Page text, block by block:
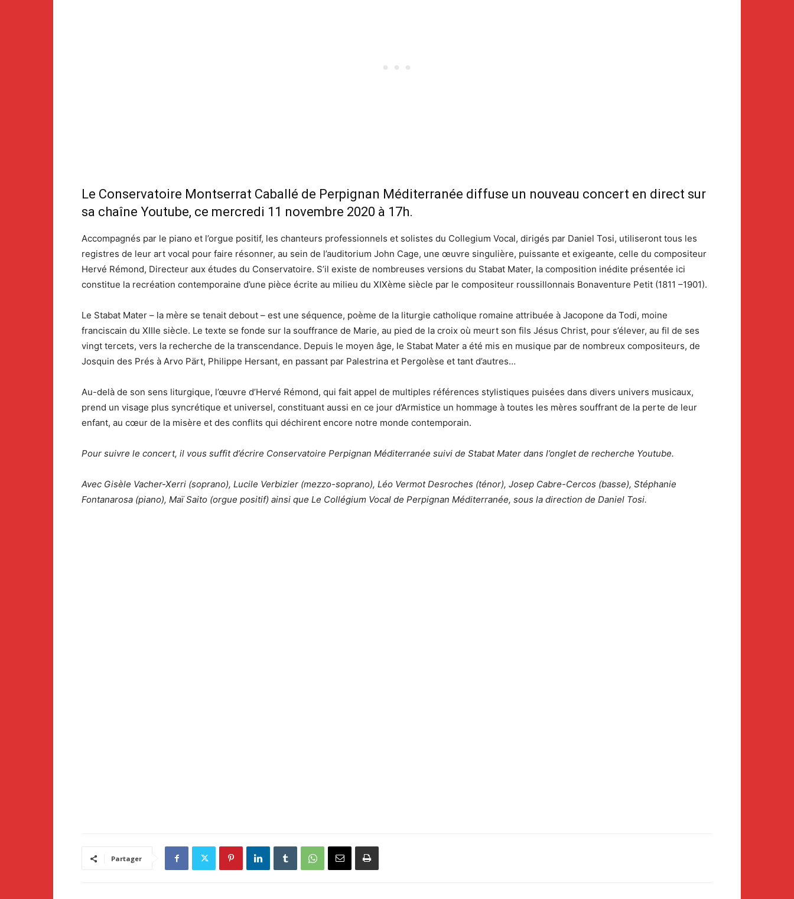
Le Conservatoire Montserrat Caballé de Perpignan Méditerranée diffuse un nouveau concert en direct sur
sa chaîne Youtube, ce mercredi 11 novembre 2020 à 17h.
Accompagnés par le piano et l’orgue positif, les chanteurs professionnels et solistes du Collegium Vocal, dirigés par Daniel Tosi, utiliseront tous les
registres de leur art vocal pour faire résonner, au sein de l’auditorium John Cage, une œuvre singulière, puissante et exigeante, celle du compositeur
Hervé Rémond, Directeur aux études du Conservatoire. S’il existe de nombreuses versions du Stabat Mater, la composition inédite présentée ici
constitue la recréation contemporaine d’une pièce écrite au milieu du XIXème siècle par le compositeur roussillonnais Bonaventure Petit (1811 –1901).
Le Stabat Mater – la mère se tenait debout – est une séquence, poème de la liturgie catholique romaine attribuée à Jacopone da Todi, moine
franciscain du XIIIe siècle. Le texte se fonde sur la souffrance de Marie, au pied de la croix où meurt son fils Jésus Christ, pour s’élever, au fil de ses
vingt tercets, vers la recherche de la transcendance. Depuis le moyen âge, le Stabat Mater a été mis en musique par de nombreux compositeurs, de
Josquin des Prés à Arvo Pärt, Philippe Hersant, en passant par Palestrina et Pergolèse et tant d’autres…
Au-delà de son sens liturgique, l’œuvre d’Hervé Rémond, qui fait appel de multiples références stylistiques puisées dans divers univers musicaux,
prend un visage plus syncrétique et universel, constituant aussi en ce jour d’Armistice un hommage à toutes les mères souffrant de la perte de leur
enfant, au cœur de la misère et des conflits qui déchirent encore notre monde contemporain.
Pour suivre le concert, il vous suffit d’écrire Conservatoire Perpignan Méditerranée suivi de Stabat Mater dans l’onglet de recherche Youtube.
Avec Gisèle Vacher-Xerri (soprano), Lucile Verbizier (mezzo-soprano), Léo Vermot Desroches (ténor), Josep Cabre-Cercos (basse), Stéphanie
Fontanarosa (piano), Maï Saito (orgue positif) ainsi que Le Collégium Vocal de Perpignan Méditerranée, sous la direction de Daniel Tosi.
Partager